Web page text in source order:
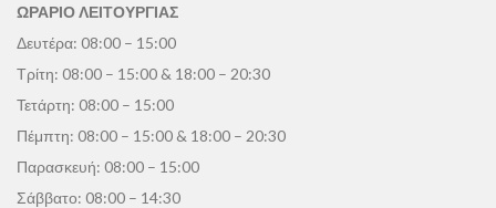
ΩΡΑΡΙΟ ΛΕΙΤΟΥΡΓΙΑΣ
Δευτέρα: 08:00 – 15:00
Τρίτη: 08:00 – 15:00 & 18:00 – 20:30
Τετάρτη: 08:00 – 15:00
Πέμπτη: 08:00 – 15:00 & 18:00 – 20:30
Παρασκευή: 08:00 – 15:00
Σάββατο: 08:00 – 14:30